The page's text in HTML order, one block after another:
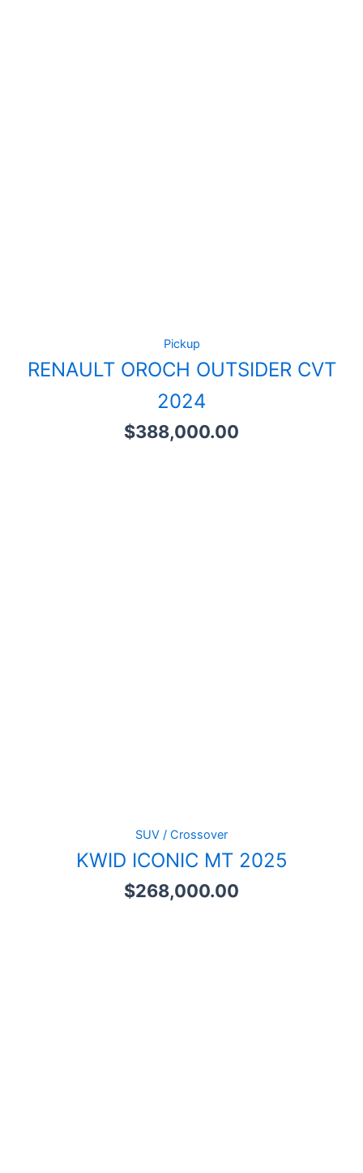
Pickup
RENAULT OROCH OUTSIDER CVT
2024
$388,000.00
SUV / Crossover
KWID ICONIC MT 2025
$268,000.00